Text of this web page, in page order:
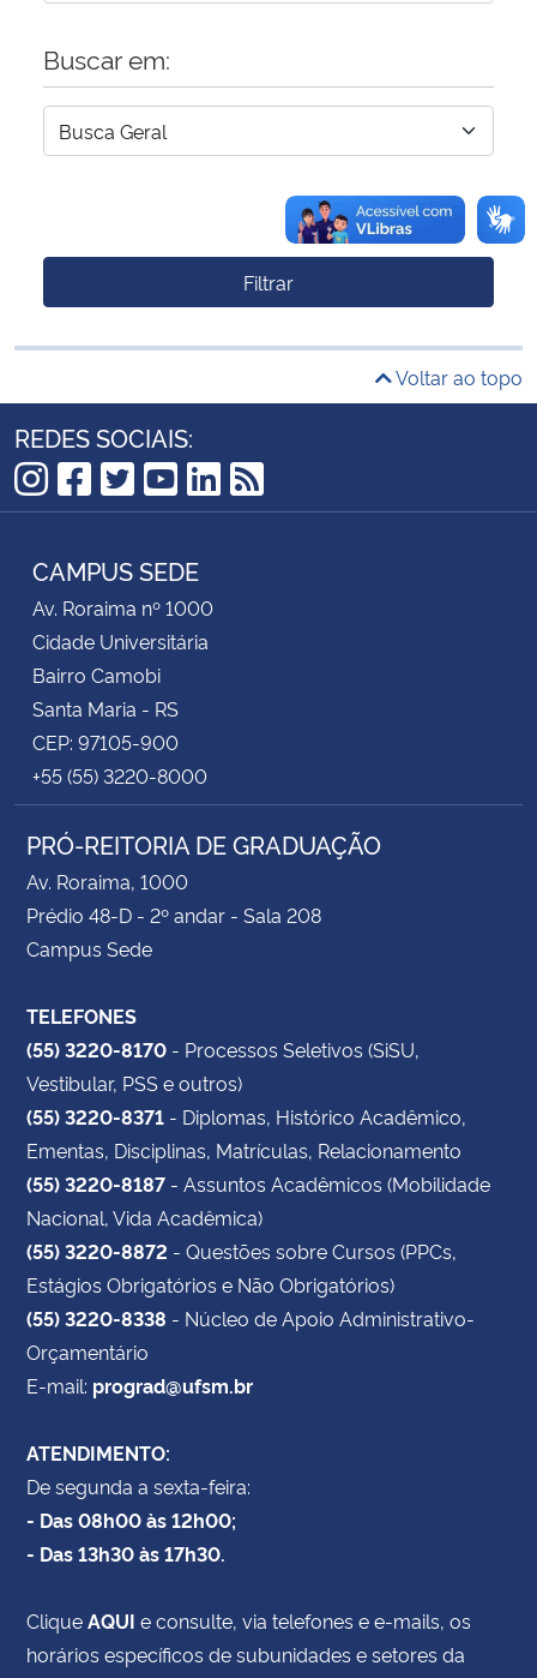
Buscar em:
Filtrar
Voltar ao topo
REDES SOCIAIS:
Instagram
Facebook
Twitter
YouTube
LinkedIn
RSS
CAMPUS SEDE
Av. Roraima nº 1000
Cidade Universitária
Bairro Camobi
Santa Maria - RS
CEP: 97105-900
+55 (55) 3220-8000
PRÓ-REITORIA DE GRADUAÇÃO
Av. Roraima, 1000
Prédio 48-D - 2º andar - Sala 208
Campus Sede
TELEFONES
(55) 3220-8170 - Processos Seletivos (SiSU,
Vestibular, PSS e outros)
(55) 3220-8371 - Diplomas, Histórico Acadêmico,
Ementas, Disciplinas, Matrículas, Relacionamento
(55) 3220-8187 - Assuntos Acadêmicos (Mobilidade
Nacional, Vida Acadêmica)
(55) 3220-8872 - Questões sobre Cursos (PPCs,
Estágios Obrigatórios e Não Obrigatórios)
(55) 3220-8338 - Núcleo de Apoio Administrativo-
Orçamentário
E-mail: prograd@ufsm.br
ATENDIMENTO:
De segunda a sexta-feira:
- Das 08h00 às 12h00;
- Das 13h30 às 17h30.
CliqueAQUI e consulte, via telefones e e-mails, os
horários específicos de subunidades e setores da